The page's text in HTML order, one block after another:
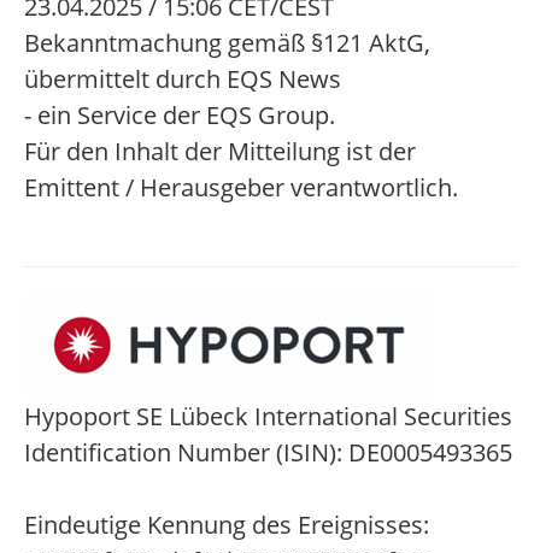
23.04.2025 / 15:06 CET/CEST
Bekanntmachung gemäß §121 AktG,
übermittelt durch EQS News
- ein Service der EQS Group.
Für den Inhalt der Mitteilung ist der
Emittent / Herausgeber verantwortlich.
Hypoport SE Lübeck International Securities
Identification Number (ISIN): DE0005493365
Eindeutige Kennung des Ereignisses: